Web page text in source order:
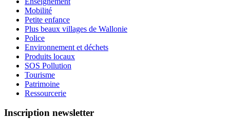
Mobilité
Petite enfance
Plus beaux villages de Wallonie
Police
Environnement et déchets
Produits locaux
SOS Pollution
Tourisme
Patrimoine
Ressourcerie
Inscription newsletter